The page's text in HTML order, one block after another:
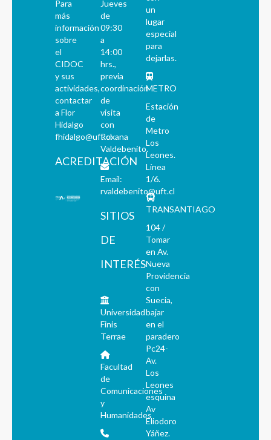
Para
más
información
sobre
el
CIDOC
y sus
actividades,
contactar
a Flor
Hidalgo
fhidalgo@uft.cl
ACREDITACIÓN
Jueves
de
09:30
a
14:00
hrs.,
previa
coordinación
de
visita
con
Roxana
Valdebenito.
Email:
rvaldebenito@uft.cl
SITIOS
DE
INTERÉS
Universidad
Finis
Terrae
Facultad
de
Comunicaciones
y
Humanidades
un
lugar
especial
para
dejarlas.
METRO
Estación
de
Metro
Los
Leones.
Línea
1/6.
TRANSANTIAGO
104 /
Tomar
en Av.
Nueva
Providencia
con
Suecia,
bajar
en el
paradero
Pc24-
Av.
Los
Leones
esquina
Av
Eliodoro
Yáñez.